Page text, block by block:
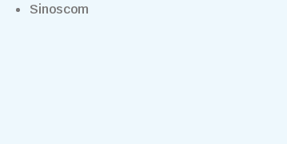
Sinoscom